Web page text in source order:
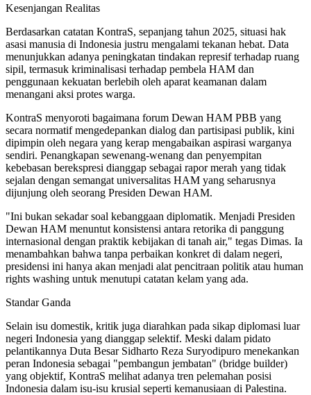
Kesenjangan Realitas
Berdasarkan catatan KontraS, sepanjang tahun 2025, situasi hak
asasi manusia di Indonesia justru mengalami tekanan hebat. Data
menunjukkan adanya peningkatan tindakan represif terhadap ruang
sipil, termasuk kriminalisasi terhadap pembela HAM dan
penggunaan kekuatan berlebih oleh aparat keamanan dalam
menangani aksi protes warga.
KontraS menyoroti bagaimana forum Dewan HAM PBB yang
secara normatif mengedepankan dialog dan partisipasi publik, kini
dipimpin oleh negara yang kerap mengabaikan aspirasi warganya
sendiri. Penangkapan sewenang-wenang dan penyempitan
kebebasan berekspresi dianggap sebagai rapor merah yang tidak
sejalan dengan semangat universalitas HAM yang seharusnya
dijunjung oleh seorang Presiden Dewan HAM.
"Ini bukan sekadar soal kebanggaan diplomatik. Menjadi Presiden
Dewan HAM menuntut konsistensi antara retorika di panggung
internasional dengan praktik kebijakan di tanah air," tegas Dimas. Ia
menambahkan bahwa tanpa perbaikan konkret di dalam negeri,
presidensi ini hanya akan menjadi alat pencitraan politik atau human
rights washing untuk menutupi catatan kelam yang ada.
Standar Ganda
Selain isu domestik, kritik juga diarahkan pada sikap diplomasi luar
negeri Indonesia yang dianggap selektif. Meski dalam pidato
pelantikannya Duta Besar Sidharto Reza Suryodipuro menekankan
peran Indonesia sebagai "pembangun jembatan" (bridge builder)
yang objektif, KontraS melihat adanya tren pelemahan posisi
Indonesia dalam isu-isu krusial seperti kemanusiaan di Palestina.